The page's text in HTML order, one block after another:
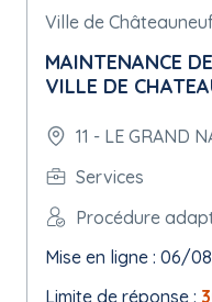
Ville de
MAINTENANCE
VILLE DE
11 - LE GRAND
Services
Procédure
Mise en ligne : 06/
Limite de réponse :